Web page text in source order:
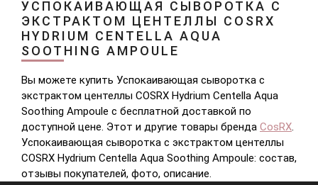
УСПОКАИВАЮЩАЯ СЫВОРОТКА С
ЭКСТРАКТОМ ЦЕНТЕЛЛЫ COSRX
HYDRIUM CENTELLA AQUA
SOOTHING AMPOULE
Вы можете купить Успокаивающая сыворотка с
экстрактом центеллы COSRX Hydrium Centella Aqua
Soothing Ampoule с бесплатной доставкой по
доступной цене. Этот и другие товары бренда CosRX.
Успокаивающая сыворотка с экстрактом центеллы
COSRX Hydrium Centella Aqua Soothing Ampoule: состав,
отзывы покупателей, фото, описание.